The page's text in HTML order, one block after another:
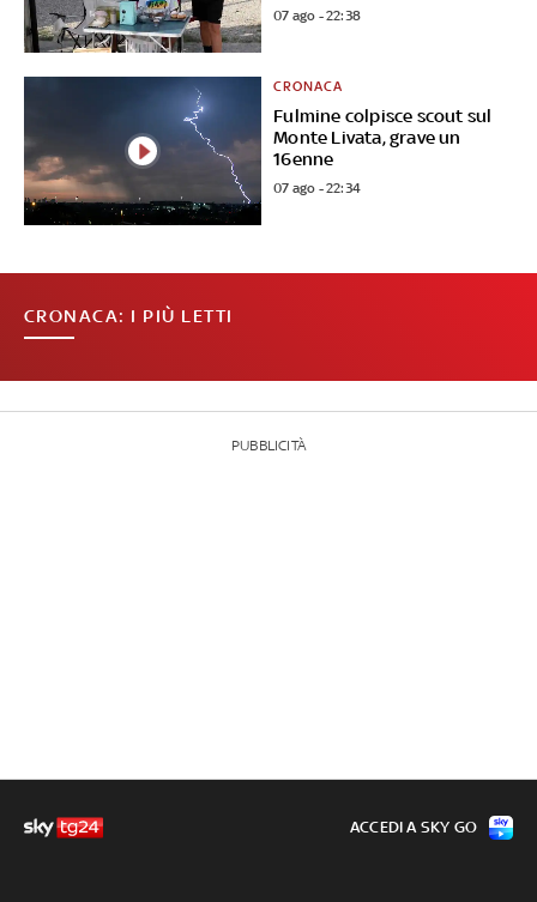
07 ago - 22:38
Fulmine colpisce scout sul
Monte Livata, grave un
16enne
CRONACA
07 ago - 22:34
CRONACA: I PIÙ LETTI
PUBBLICITÀ
ACCEDI A SKY GO